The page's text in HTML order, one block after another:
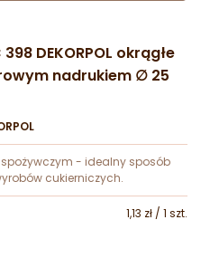
398 DEKORPOL okrągłe
nadrukiem ∅ 25
spożywczym - idealny sposób
cukierniczych.
1,13 zł / 1 szt.